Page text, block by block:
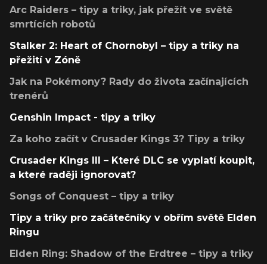
Arc Raiders – tipy a triky, jak přežít ve světě
smrtících robotů
Stalker 2: Heart of Chornobyl – tipy a triky na
přežití v Zóně
Jak na Pokémony? Rady do života začínajících
trenérů
Genshin Impact - tipy a triky
Za koho začít v Crusader Kings 3? Tipy a triky
Crusader Kings III – Které DLC se vyplatí koupit,
a které raději ignorovat?
Songs of Conquest – tipy a triky
Tipy a triky pro začátečníky v obřím světě Elden
Ringu
Elden Ring: Shadow of the Erdtree – tipy a triky